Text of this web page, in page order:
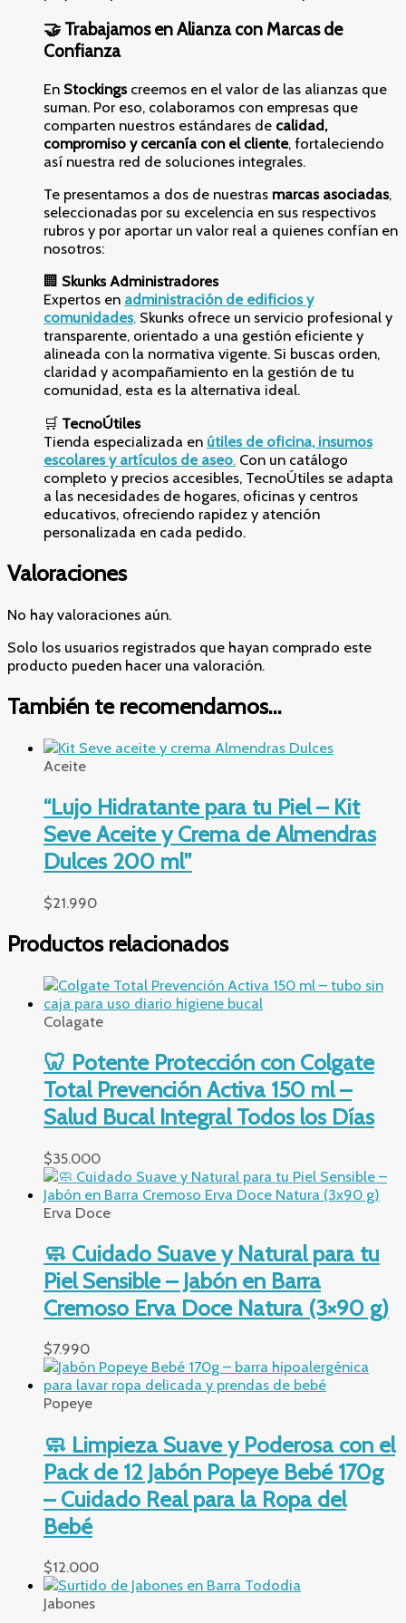
🤝 Trabajamos en Alianza con Marcas de
Confianza
En Stockingscreemos en el valor de las alianzas que
suman. Por eso, colaboramos con empresas que
comparten nuestros estándares de calidad,
compromiso y cercanía con el cliente, fortaleciendo
así nuestra red de soluciones integrales.
Te presentamos a dos de nuestras marcas asociadas,
seleccionadas por su excelencia en sus respectivos
rubros y por aportar un valor real a quienes confían en
nosotros:
🏢 Skunks Administradores
Expertos en administración de edificios y
comunidades, Skunks ofrece un servicio profesional y
transparente, orientado a una gestión eficiente y
alineada con la normativa vigente. Si buscas orden,
claridad y acompañamiento en la gestión de tu
comunidad, esta es la alternativa ideal.
🛒 TecnoÚtiles
Tienda especializada en útiles de oficina, insumos
escolares y artículos de aseo. Con un catálogo
completo y precios accesibles, TecnoÚtiles se adapta
a las necesidades de hogares, oficinas y centros
educativos, ofreciendo rapidez y atención
personalizada en cada pedido.
Valoraciones
No hay valoraciones aún.
Solo los usuarios registrados que hayan comprado este
producto pueden hacer una valoración.
También te recomendamos…
Aceite
“Lujo Hidratante para tu Piel – Kit
Seve Aceite y Crema de Almendras
Dulces 200 ml”
$21.990
Productos relacionados
Colagate
🦷 Potente Protección con Colgate
Total Prevención Activa 150 ml –
Salud Bucal Integral Todos los Días
$35.000
Erva Doce
🧼 Cuidado Suave y Natural para tu
Piel Sensible – Jabón en Barra
Cremoso Erva Doce Natura (3×90 g)
$7.990
Popeye
🧼 Limpieza Suave y Poderosa con el
Pack de 12 Jabón Popeye Bebé 170g
– Cuidado Real para la Ropa del
Bebé
$12.000
Jabones